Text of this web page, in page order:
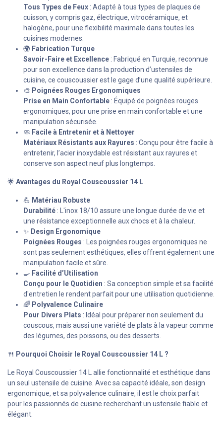
Tous Types de Feux : Adapté à tous types de plaques de
cuisson, y compris gaz, électrique, vitrocéramique, et
halogène, pour une flexibilité maximale dans toutes les
cuisines modernes.
🌍 Fabrication Turque
Savoir-Faire et Excellence : Fabriqué en Turquie, reconnue
pour son excellence dans la production d’ustensiles de
cuisine, ce couscoussier est le gage d’une qualité supérieure.
🎨 Poignées Rouges Ergonomiques
Prise en Main Confortable : Équipé de poignées rouges
ergonomiques, pour une prise en main confortable et une
manipulation sécurisée.
🧼 Facile à Entretenir et à Nettoyer
Matériaux Résistants aux Rayures : Conçu pour être facile à
entretenir, l’acier inoxydable est résistant aux rayures et
conserve son aspect neuf plus longtemps.
🌟 Avantages du Royal Couscoussier 14 L
💪 Matériau Robuste
Durabilité : L'inox 18/10 assure une longue durée de vie et
une résistance exceptionnelle aux chocs et à la chaleur.
✨ Design Ergonomique
Poignées Rouges : Les poignées rouges ergonomiques ne
sont pas seulement esthétiques, elles offrent également une
manipulation facile et sûre.
🍳 Facilité d’Utilisation
Conçu pour le Quotidien : Sa conception simple et sa facilité
d'entretien le rendent parfait pour une utilisation quotidienne.
🌈 Polyvalence Culinaire
Pour Divers Plats : Idéal pour préparer non seulement du
couscous, mais aussi une variété de plats à la vapeur comme
des légumes, des poissons, ou des desserts.
🍴 Pourquoi Choisir le Royal Couscoussier 14 L ?
Le Royal Couscoussier 14 L allie fonctionnalité et esthétique dans
un seul ustensile de cuisine. Avec sa capacité idéale, son design
ergonomique, et sa polyvalence culinaire, il est le choix parfait
pour les passionnés de cuisine recherchant un ustensile fiable et
élégant.